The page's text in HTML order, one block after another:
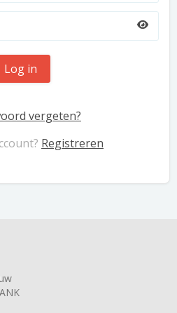
Log in
vergeten?
Registreren